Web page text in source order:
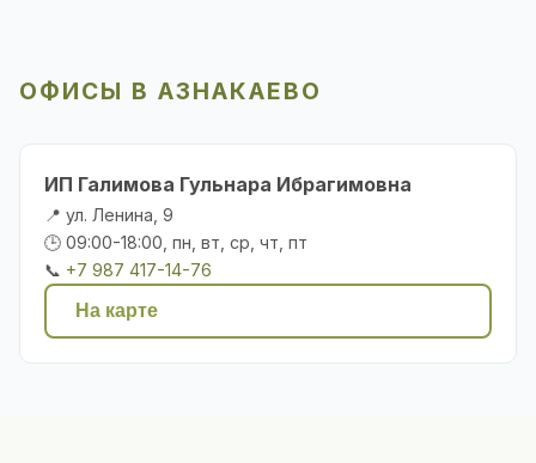
ОФИСЫ В АЗНАКАЕВО
ИП Галимова Гульнара Ибрагимовна
📍 ул. Ленина, 9
🕒 09:00-18:00, пн, вт, ср, чт, пт
📞 +7 987 417-14-76
На карте